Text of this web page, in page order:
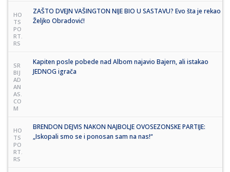
HO
TS
PO
RT.
RS
ZAŠTO DVEJN VAŠINGTON NIJE BIO U SASTAVU? Evo šta je rekao
Željko Obradović!
SR
BIJ
AD
AN
AS.
CO
M
Kapiten posle pobede nad Albom najavio Bajern, ali istakao
JEDNOG igrača
HO
TS
PO
RT.
RS
BRENDON DEJVIS NAKON NAJBOLJE OVOSEZONSKE PARTIJE:
„Iskopali smo se i ponosan sam na nas!“